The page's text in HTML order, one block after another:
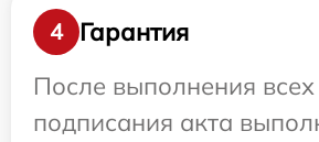
4
Гарантия
После выполнения
подписания акта